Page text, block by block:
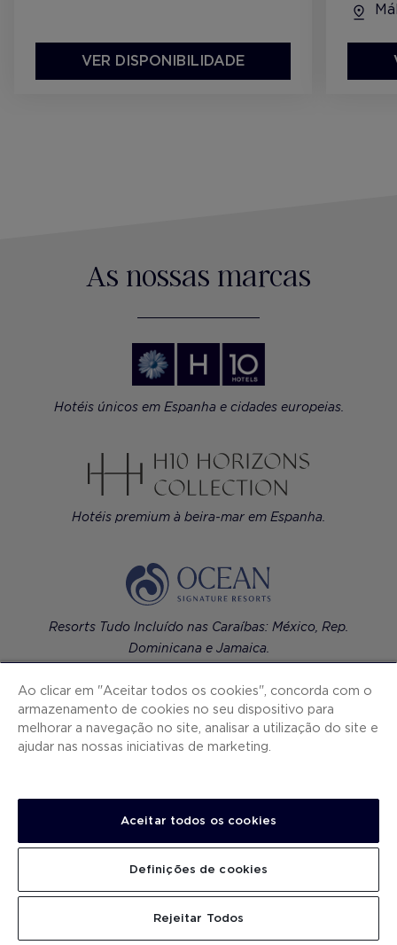
VER DISPONIBILIDADE
As nossas marcas
Hotéis únicos em Espanha e cidades europeias.
Hotéis premium à beira-mar em Espanha.
Resorts Tudo Incluído nas Caraíbas: México, Rep.
Dominicana e Jamaica.
Ao clicar em "Aceitar todos os cookies", concorda com o
armazenamento de cookies no seu dispositivo para
melhorar a navegação no site, analisar a utilização do site e
ajudar nas nossas iniciativas de marketing.
Aceitar todos os cookies
Rejeitar Todos
Definições de cookies